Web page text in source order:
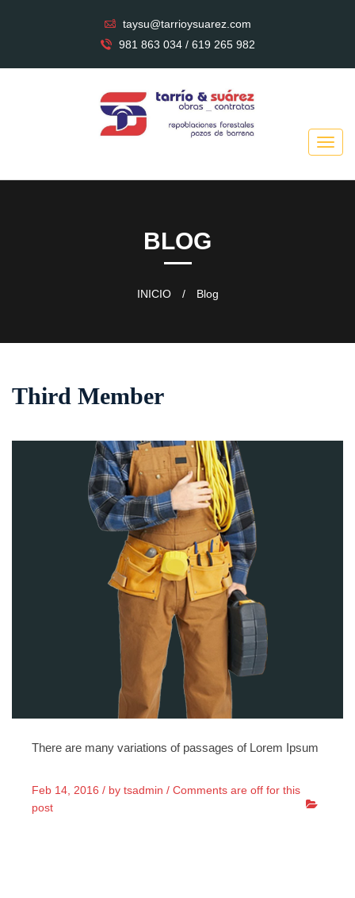
taysu@tarrioysuarez.com
981 863 034 / 619 265 982
BLOG
INICIO / Blog
Third Member
There are many variations of passages of Lorem Ipsum
Feb 14, 2016 / by tsadmin / Comments are off for this
post